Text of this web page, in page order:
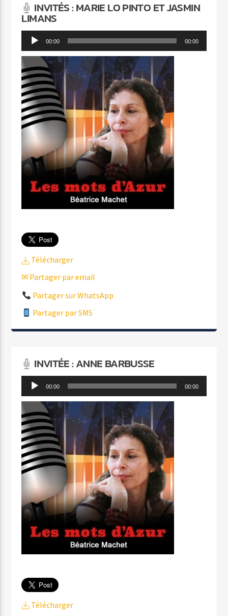
INVITÉS : MARIE LO PINTO ET JASMIN
LIMANS
Lecteur 00:00 00:00
Télécharger
✉ Partager par email
Partager sur WhatsApp
Partager par SMS
INVITÉE : ANNE BARBUSSE
Lecteur 00:00 00:00
Télécharger